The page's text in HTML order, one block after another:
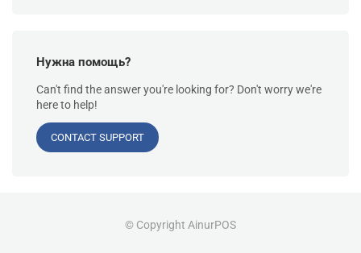
Нужна помощь?
Can't find the answer you're looking for? Don't worry we're
here to help!
CONTACT SUPPORT
© Copyright AinurPOS